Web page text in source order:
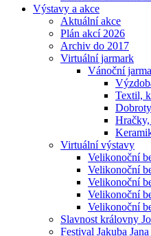
Výstavy a akce
Aktuální akce
Plán akcí 2026
Archiv do 2017
Virtuální jarmark
Vánoční
Textil,
Dobroty
Virtuální výstavy
Velikonoční
Velikonoční
Velikonoční
Velikonoční
Velikonoční
Slavnost královny
Festival Jakuba